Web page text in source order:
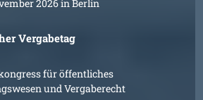
2026 in Berlin
Vergabetag
für öffentliches
und Vergaberecht